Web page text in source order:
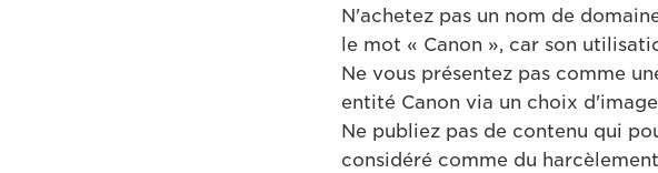
N'achetez pas un nom de
le mot « Canon », car son
Ne vous présentez pas comme
entité Canon via un choix
Ne publiez pas de contenu qui
considéré comme du